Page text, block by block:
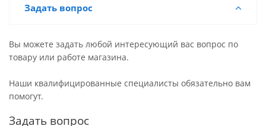
Задать вопрос
Вы можете задать любой интересующий вас вопрос по
товару или работе магазина.
Наши квалифицированные специалисты обязательно вам
помогут.
Задать вопрос